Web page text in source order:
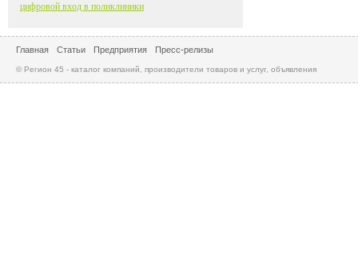
цифровой вход в поликлиники
Главная Статьи Предприятия Пресс-релизы
© Регион 45 - каталог компаний, производители товаров и услуг, объявления